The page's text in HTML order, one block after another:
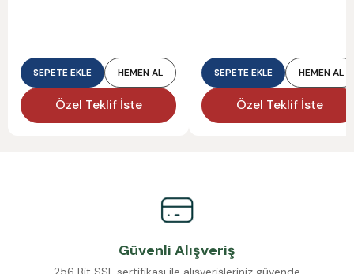
SEPETE EKLE HEMEN AL
Özel Teklif İste
SEPETE EKLE HEMEN AL
Özel Teklif İste
Güvenli Alışveriş